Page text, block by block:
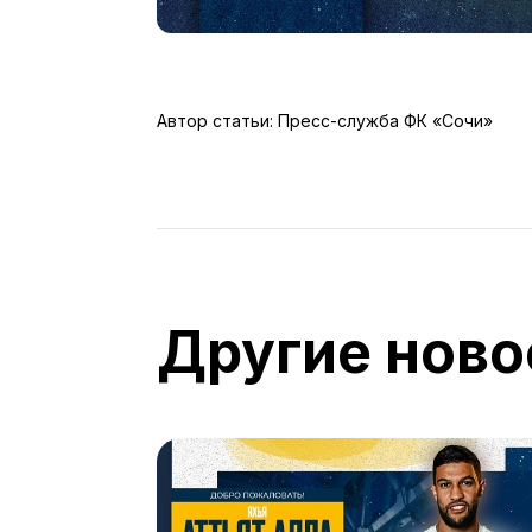
Автор статьи: Пресс-служба ФК «Сочи»
Другие